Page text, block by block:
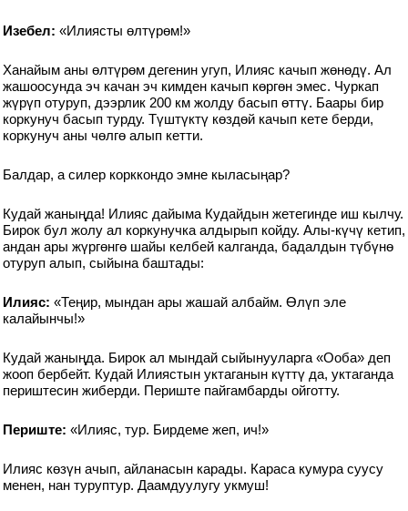
Изебел: «Илиясты өлтүрөм!»
Ханайым аны өлтүрөм дегенин угуп, Илияс качып жөнөдү. Ал
жашоосунда эч качан эч кимден качып көргөн эмес. Чуркап
жүрүп отуруп, дээрлик 200 км жолду басып өттү. Баары бир
коркунуч басып турду. Түштүктү көздөй качып кете берди,
коркунуч аны чөлгө алып кетти.
Балдар, а силер корккондо эмне кыласыңар?
Кудай жаныңда! Илияс дайыма Кудайдын жетегинде иш кылчу.
Бирок бул жолу ал коркунучка алдырып койду. Алы-күчү кетип,
андан ары жүргөнгө шайы келбей калганда, бадалдын түбүнө
отуруп алып, сыйына баштады:
Илияс: «Теңир, мындан ары жашай албайм. Өлүп эле
калайынчы!»
Кудай жаныңда. Бирок ал мындай сыйынууларга «Ооба» деп
жооп бербейт. Кудай Илиястын уктаганын күттү да, уктаганда
периштесин жиберди. Периште пайгамбарды ойготту.
Периште: «Илияс, тур. Бирдеме жеп, ич!»
Илияс көзүн ачып, айланасын карады. Караса кумура суусу
менен, нан туруптур. Даамдуулугу укмуш!